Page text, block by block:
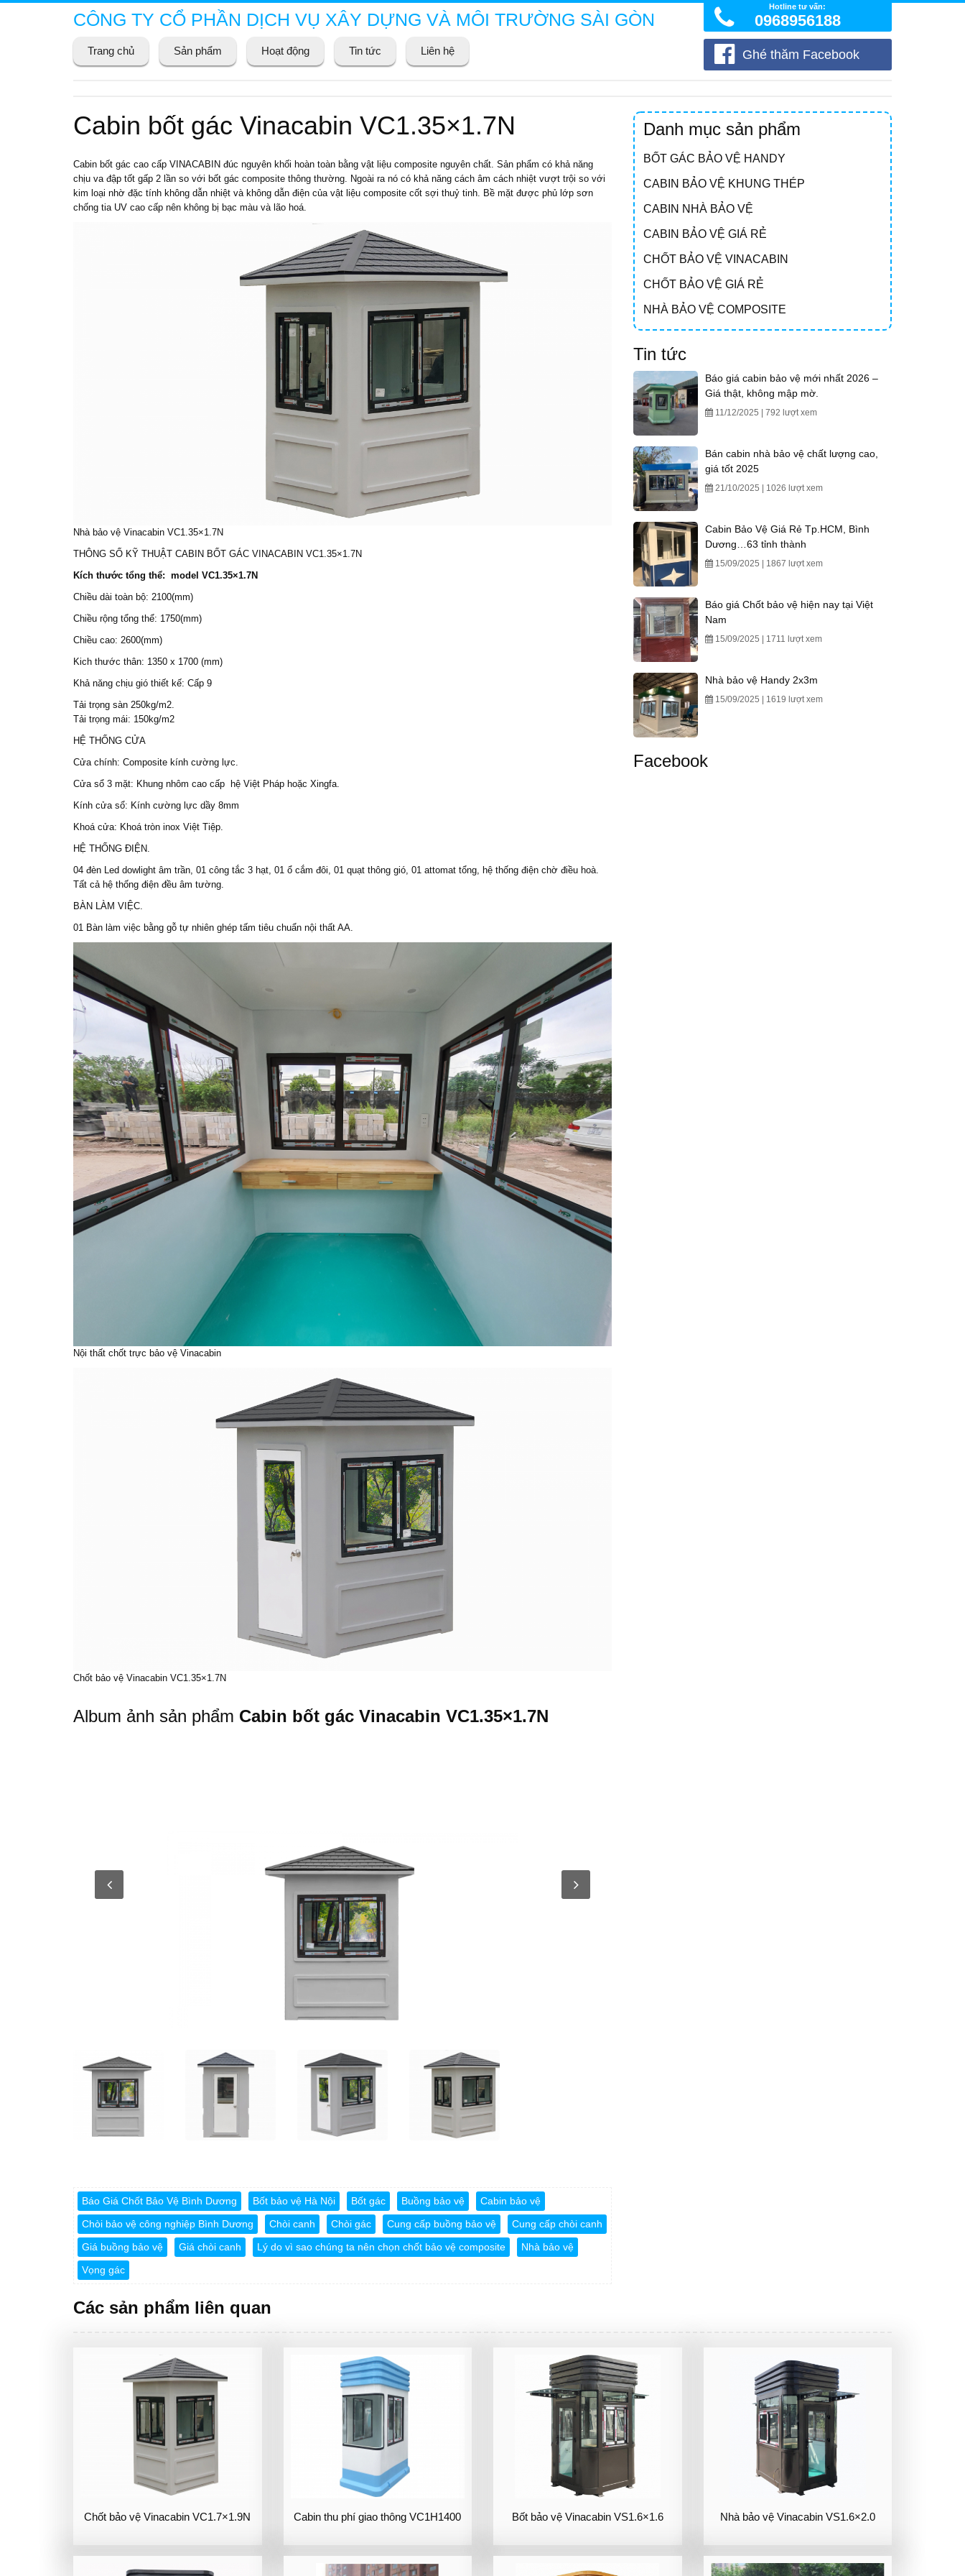
CÔNG TY CỔ PHẦN DỊCH VỤ XÂY DỰNG VÀ MÔI TRƯỜNG SÀI GÒN
Trang chủ Sản phẩm Hoạt động Tin tức Liên hệ
Hotline tư vấn:
0968956188
Ghé thăm Facebook
Cabin bốt gác Vinacabin VC1.35×1.7N
Cabin bốt gác cao cấp VINACABIN đúc nguyên khối hoàn toàn bằng vật liệu composite nguyên chất. Sản phẩm có khả năng
chịu va đập tốt gấp 2 lần so với bốt gác composite thông thường. Ngoài ra nó có khả năng cách âm cách nhiệt vượt trội so với
kim loại nhờ đặc tính không dẫn nhiệt và không dẫn điện của vật liệu composite cốt sợi thuỷ tinh. Bề mặt được phủ lớp sơn
chống tia UV cao cấp nên không bị bạc màu và lão hoá.
Nhà bảo vệ Vinacabin VC1.35×1.7N
THÔNG SỐ KỸ THUẬT CABIN BỐT GÁC VINACABIN VC1.35×1.7N
Kích thước tổng thể: model VC1.35×1.7N
Chiều dài toàn bộ: 2100(mm)
Chiều rộng tổng thể: 1750(mm)
Chiều cao: 2600(mm)
Kich thước thân: 1350 x 1700 (mm)
Khả năng chịu gió thiết kế: Cấp 9
Tải trọng sàn 250kg/m2.
Tải trọng mái: 150kg/m2
HỆ THỐNG CỬA
Cửa chính: Composite kính cường lực.
Cửa sổ 3 mặt: Khung nhôm cao cấp hệ Việt Pháp hoặc Xingfa.
Kính cửa sổ: Kính cường lực dầy 8mm
Khoá cửa: Khoá tròn inox Việt Tiệp.
HỆ THỐNG ĐIỆN.
04 đèn Led dowlight âm trần, 01 công tắc 3 hạt, 01 ổ cắm đôi, 01 quạt thông gió, 01 attomat tổng, hệ thống điện chờ điều hoà.
Tất cả hệ thống điện đều âm tường.
BÀN LÀM VIỆC.
01 Bàn làm việc bằng gỗ tự nhiên ghép tấm tiêu chuẩn nội thất AA.
Nội thất chốt trực bảo vệ Vinacabin
Chốt bảo vệ Vinacabin VC1.35×1.7N
Album ảnh sản phẩm Cabin bốt gác Vinacabin VC1.35×1.7N
Báo Giá Chốt Bảo Vệ Bình Dương Bốt bảo vệ Hà Nội Bốt gác Buồng bảo vệ
Cabin bảo vệ
Chòi bảo vệ công nghiệp Bình Dương
Chòi canh Chòi gác Cung cấp buồng bảo vệ
Cung cấp chòi canh
Giá buồng bảo vệ
Giá chòi canh Lý do vì sao chúng ta nên chọn chốt bảo vệ composite
Nhà bảo vệ
Vọng gác
Danh mục sản phẩm
BỐT GÁC BẢO VỆ HANDY
CABIN BẢO VỆ KHUNG THÉP
CABIN NHÀ BẢO VỆ
CABIN BẢO VỆ GIÁ RẺ
CHỐT BẢO VỆ VINACABIN
CHỐT BẢO VỆ GIÁ RẺ
NHÀ BẢO VỆ COMPOSITE
Tin tức
Báo giá cabin bảo vệ mới nhất 2026 –
Giá thật, không mập mờ.
11/12/2025 | 792 lượt xem
Bán cabin nhà bảo vệ chất lượng cao,
giá tốt 2025
21/10/2025 | 1026 lượt xem
Cabin Bảo Vệ Giá Rẻ Tp.HCM, Bình
Dương…63 tỉnh thành
15/09/2025 | 1867 lượt xem
Báo giá Chốt bảo vệ hiện nay tại Việt
Nam
15/09/2025 | 1711 lượt xem
Nhà bảo vệ Handy 2x3m
15/09/2025 | 1619 lượt xem
Facebook
Các sản phẩm liên quan
Chốt bảo vệ Vinacabin VC1.7×1.9N Cabin thu phí giao thông VC1H1400 Bốt bảo vệ Vinacabin VS1.6×1.6 Nhà bảo vệ Vinacabin VS1.6×2.0